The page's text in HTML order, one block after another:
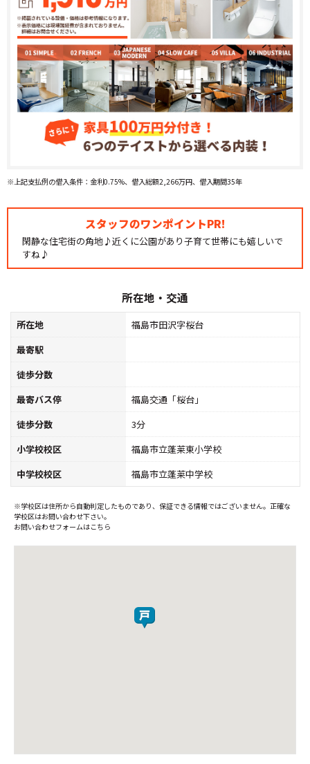
※上記支払例の借入条件：金利0.75%、借入総額2,266万円、借入期間35年
スタッフのワンポイントPR!
閑静な住宅街の角地♪近くに公園があり子育て世帯にも嬉しいで
すね♪
所在地・交通
所在地
福島市田沢字桜台
最寄駅
徒歩分数
最寄バス停
福島交通「桜台」
徒歩分数
3分
小学校校区
福島市立蓬莱東小学校
中学校校区
福島市立蓬莱中学校
※学校区は住所から自動判定したものであり、保証できる情報ではございません。正確な
学校区はお問い合わせ下さい。
お問い合わせフォームはこちら